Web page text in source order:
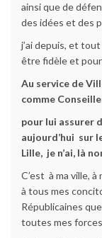
ainsi que de
des idées et des
j’ai depuis, et
être fidèle et
Au service de
comme
pour lui assurer
aujourd’hui sur
Lille, je n’ai, là
C’est à ma ville,
à tous mes
Républicaines
toutes mes